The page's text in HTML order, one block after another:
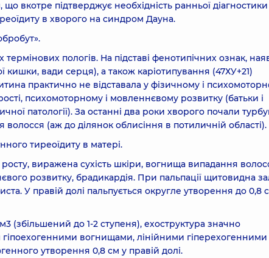
вкотре підтверджує необхідність ранньої діагностики
в хворого на синдром Дауна.
пологів. На підставі фенотипічних ознак,
кишки, вади серця), а також каріотипування (47ХУ+21)
практично не відставала у фізичному і
психомоторному і мовленнєвому розвитку (батьки і
патології). За останні два роки хворого почали
волосся (аж до ділянок облисіння в потиличній області).
тиреоїдиту в матері.
виражена сухість шкіри, вогнища випадання
розвитку, брадикардія. При пальпації щитовидна
У правій долі пальпується округле утворення до 0,8
(збільшений до 1-2 ступеня), ехоструктура значно
вогнищами, лінійними гіперехогенними
утворення 0,8 см у правій долі.